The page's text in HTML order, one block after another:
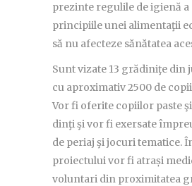
prezinte regulile de igienă
principiile unei alimentaţii
să nu afecteze sănătatea
Sunt vizate 13 grădiniţe din
cu aproximativ 2500 de
Vor fi oferite copiilor paste
dinţi şi vor fi exersate
de periaj şi jocuri tematice.
proiectului vor fi atrași
voluntari din proximitatea